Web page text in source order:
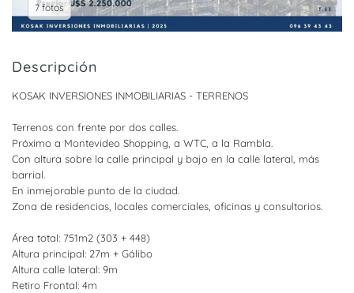
7 fotos
Descripción
KOSAK INVERSIONES INMOBILIARIAS - TERRENOS
Terrenos con frente por dos calles.
Próximo a Montevideo Shopping, a WTC, a la Rambla.
Con altura sobre la calle principal y bajo en la calle lateral, más
barrial.
En inmejorable punto de la ciudad.
Zona de residencias, locales comerciales, oficinas y consultorios.
Área total: 751m2 (303 + 448)
Altura principal: 27m + Gálibo
Altura calle lateral: 9m
Retiro Frontal: 4m